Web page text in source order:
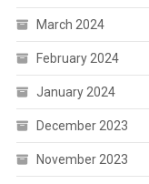
March 2024
February 2024
January 2024
December 2023
November 2023